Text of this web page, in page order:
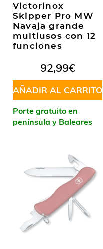
Victorinox
Skipper Pro MW
Navaja grande
multiusos con 12
funciones
92,99€
AÑADIR AL CARRITO
Porte gratuito en
península y Baleares